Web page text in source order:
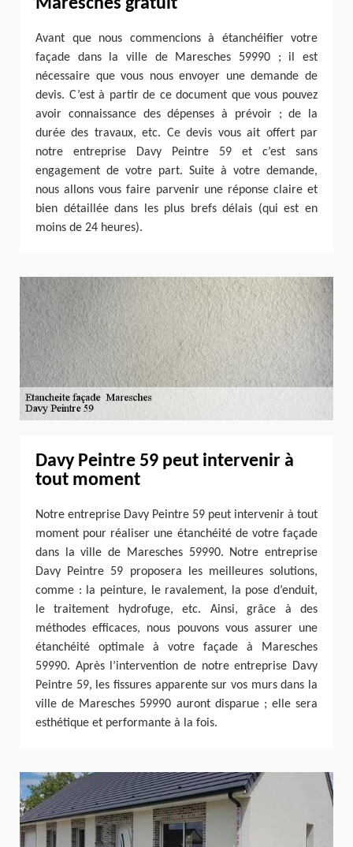
Maresches gratuit
Avant que nous commencions à étanchéifier votre
façade dans la ville de Maresches 59990 ; il est
nécessaire que vous nous envoyer une demande de
devis. C’est à partir de ce document que vous pouvez
avoir connaissance des dépenses à prévoir ; de la
durée des travaux, etc. Ce devis vous ait offert par
notre entreprise Davy Peintre 59 et c’est sans
engagement de votre part. Suite à votre demande,
nous allons vous faire parvenir une réponse claire et
bien détaillée dans les plus brefs délais (qui est en
moins de 24 heures).
Davy Peintre 59 peut intervenir à
tout moment
Notre entreprise Davy Peintre 59 peut intervenir à tout
moment pour réaliser une étanchéité de votre façade
dans la ville de Maresches 59990. Notre entreprise
Davy Peintre 59 proposera les meilleures solutions,
comme : la peinture, le ravalement, la pose d’enduit,
le traitement hydrofuge, etc. Ainsi, grâce à des
méthodes efficaces, nous pouvons vous assurer une
étanchéité optimale à votre façade à Maresches
59990. Après l’intervention de notre entreprise Davy
Peintre 59, les fissures apparente sur vos murs dans la
ville de Maresches 59990 auront disparue ; elle sera
esthétique et performante à la fois.